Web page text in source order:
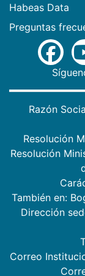
Habeas Data
Preguntas
Razón
Resolución
Resolución
También en:
Dirección
Correo